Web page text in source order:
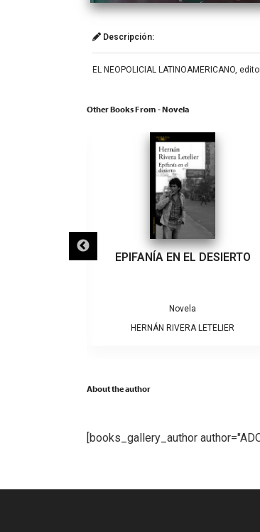
Descripción:
EL NEOPOLICIAL LATINOAMERICANO,
Other Books From - Novela
EPIFANÍA EN EL DESIERTO
Novela
HERNÁN RIVERA LETELIER
About the author
[books_gallery_author